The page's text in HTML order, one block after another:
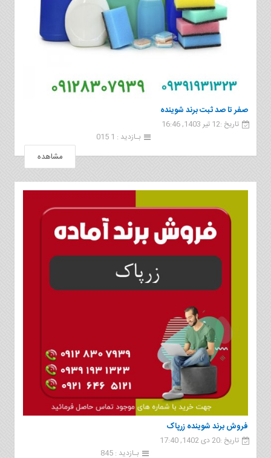
صفر تا صد ثبت برند شوینده
تاریخ :12 تیر 1403, 16:46
بـازدید : 1 015
مشاهده
فروش برند شوینده زرپاک
تاریخ :20 دی 1402, 17:40
بـازدید : 845